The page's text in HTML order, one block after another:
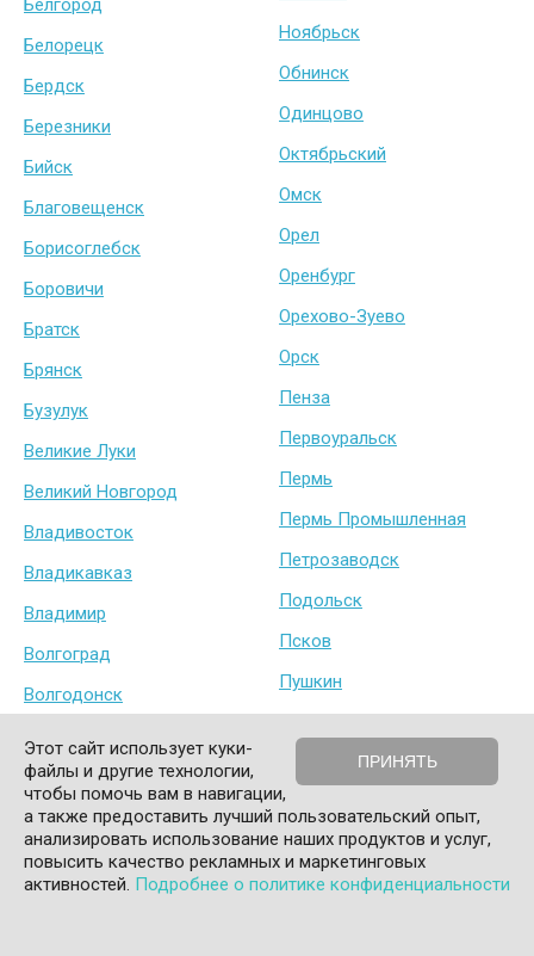
0
Белгород
Белорецк
Бердск
Березники
Бийск
Благовещенск
Борисоглебск
Боровичи
Братск
Брянск
Бузулук
Великие Луки
Великий Новгород
Владивосток
Владикавказ
Владимир
Волгоград
Волгодонск
Вологда
Воркута
Воронеж
Воронеж Левобережный
Ноябрьск
Обнинск
Одинцово
Октябрьский
Омск
Орел
Оренбург
Орехово-Зуево
Орск
Пенза
Первоуральск
Пермь
Пермь Промышленная
Петрозаводск
Подольск
Псков
Пушкин
Пятигорск
Рославль
Россошь
Ростов-на-Дону
ПРИНЯТЬ
Этот сайт использует куки-
файлы и другие технологии,
чтобы помочь вам в навигации,
а также предоставить лучший пользовательский опыт,
анализировать использование наших продуктов и услуг,
повысить качество рекламных и маркетинговых
активностей. Подробнее о политике конфиденциальности